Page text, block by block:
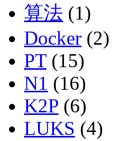
算法 (1)
Docker (2)
PT(15)
N1 (16)
K2P (6)
LUKS (4)